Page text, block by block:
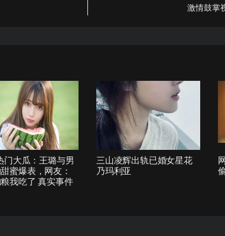
激情鼓掌
门大瓜：王璐与男
蜜爆表，网友：
我吃了 真实事件
三山凌辉出轨已婚女星花
乃玛利亚